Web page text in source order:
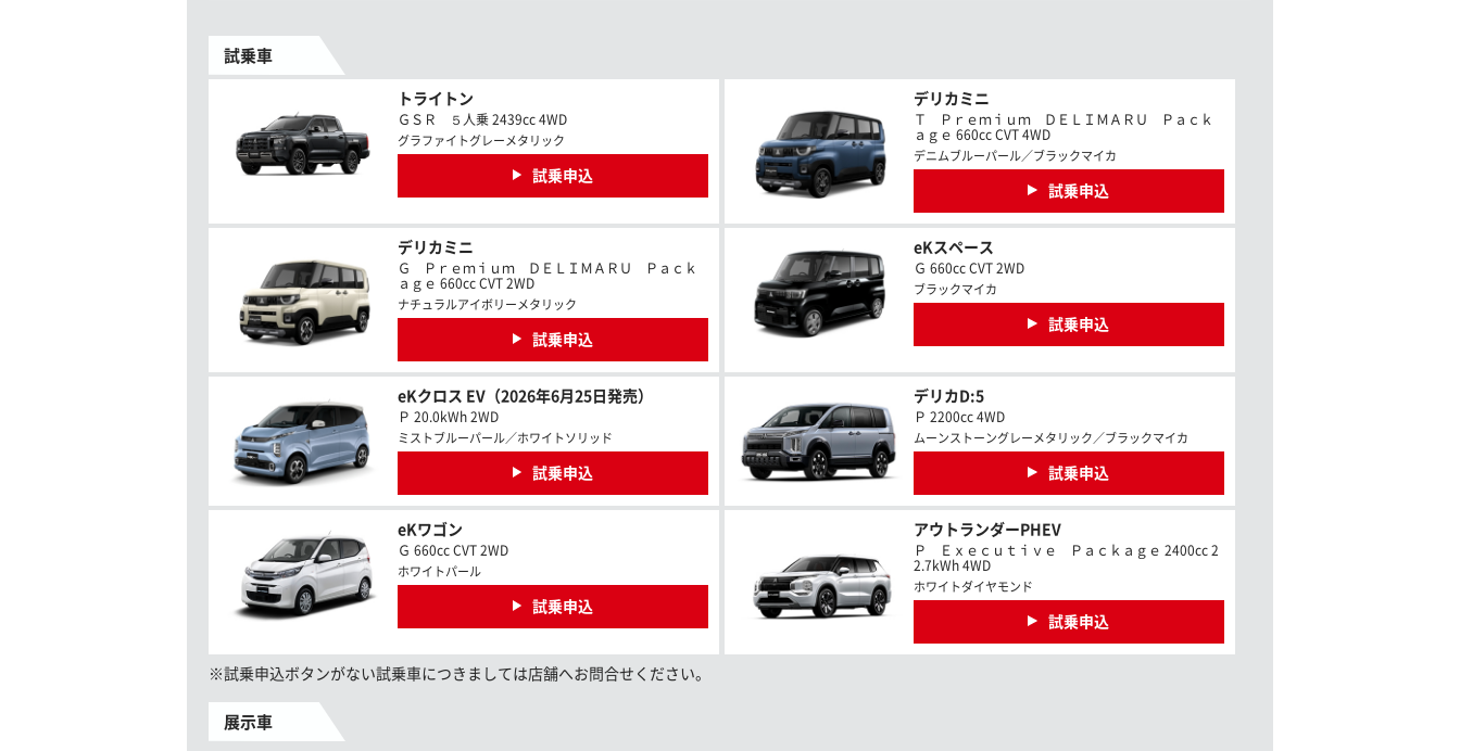
試乗車
トライトン
ＧＳＲ ５人乗 2439cc 4WD
グラファイトグレーメタリック
試乗申込
デリカミニ
Ｔ Ｐｒｅｍｉｕｍ ＤＥＬＩＭＡＲＵ Ｐａｃｋ
ａｇｅ 660cc CVT 4WD
デニムブルーパール／ブラックマイカ
試乗申込
デリカミニ
Ｇ Ｐｒｅｍｉｕｍ ＤＥＬＩＭＡＲＵ Ｐａｃｋ
ａｇｅ 660cc CVT 2WD
ナチュラルアイボリーメタリック
試乗申込
eKスペース
Ｇ 660cc CVT 2WD
ブラックマイカ
試乗申込
eKクロス EV（2026年6月25日発売）
Ｐ 20.0kWh 2WD
ミストブルーパール／ホワイトソリッド
試乗申込
デリカD:5
Ｐ 2200cc 4WD
ムーンストーングレーメタリック／ブラックマイカ
試乗申込
eKワゴン
Ｇ 660cc CVT 2WD
ホワイトパール
試乗申込
アウトランダーPHEV
Ｐ Ｅｘｅｃｕｔｉｖｅ Ｐａｃｋａｇｅ 2400cc 2
2.7kWh 4WD
ホワイトダイヤモンド
試乗申込
※試乗申込ボタンがない試乗車につきましては店舗へお問合せください。
展示車